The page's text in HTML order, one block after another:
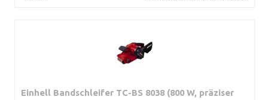
Einhell Bandschleifer TC-BS 8038 (800 W, präziser